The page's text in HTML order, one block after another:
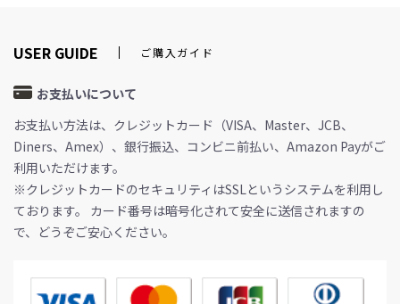
USER GUIDE ご購入ガイド
お支払いについて
お支払い方法は、クレジットカード（VISA、Master、JCB、
Diners、Amex）、銀行振込、コンビニ前払い、Amazon Payがご
利用いただけます。
※クレジットカードのセキュリティはSSLというシステムを利用し
ております。 カード番号は暗号化されて安全に送信されますの
で、どうぞご安心ください。